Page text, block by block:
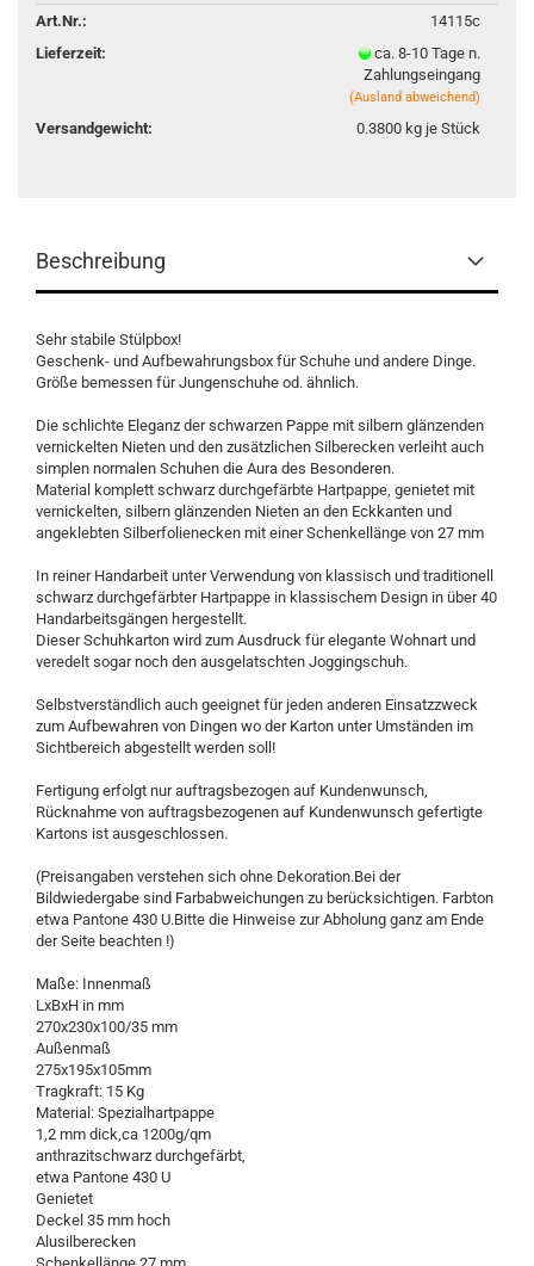
Art.Nr.:
14115c
Lieferzeit:
ca. 8-10 Tage n.
Zahlungseingang
(Ausland abweichend)
Versandgewicht: 0.3800kg je Stück
Beschreibung
Sehr stabile Stülpbox!
Geschenk- und Aufbewahrungsbox für Schuhe und andere Dinge.
Größe bemessen für Jungenschuhe od. ähnlich.
Die schlichte Eleganz der schwarzen Pappe mit silbern glänzenden
vernickelten Nieten und den zusätzlichen Silberecken verleiht auch
simplen normalen Schuhen die Aura des Besonderen.
Material komplett schwarz durchgefärbte Hartpappe, genietet mit
vernickelten, silbern glänzenden Nieten an den Eckkanten und
angeklebten Silberfolienecken mit einer Schenkellänge von 27 mm
In reiner Handarbeit unter Verwendung von klassisch und traditionell
schwarz durchgefärbter Hartpappe in klassischem Design in über 40
Handarbeitsgängen hergestellt.
Dieser Schuhkarton wird zum Ausdruck für elegante Wohnart und
veredelt sogar noch den ausgelatschten Joggingschuh.
Selbstverständlich auch geeignet für jeden anderen Einsatzzweck
zum Aufbewahren von Dingen wo der Karton unter Umständen im
Sichtbereich abgestellt werden soll!
Fertigung erfolgt nur auftragsbezogen auf Kundenwunsch,
Rücknahme von auftragsbezogenen auf Kundenwunsch gefertigte
Kartons ist ausgeschlossen.
(Preisangaben verstehen sich ohne Dekoration.Bei der
Bildwiedergabe sind Farbabweichungen zu berücksichtigen. Farbton
etwa Pantone 430 U.Bitte die Hinweise zur Abholung ganz am Ende
der Seite beachten !)
Maße: Innenmaß
LxBxH in mm
270x230x100/35 mm
Außenmaß
275x195x105mm
Tragkraft: 15 Kg
Material: Spezialhartpappe
1,2 mm dick,ca 1200g/qm
anthrazitschwarz durchgefärbt,
etwa Pantone 430 U
Genietet
Deckel 35 mm hoch
Alusilberecken